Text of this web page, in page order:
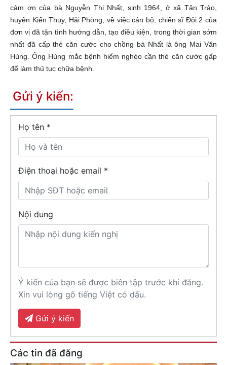
cảm ơn của bà Nguyễn Thị Nhất, sinh 1964, ở xã Tân Trào,
huyện Kiến Thụy, Hải Phòng, về việc cán bộ, chiến sĩ Đội 2 của
đơn vị đã tận tình hướng dẫn, tạo điều kiện, trong thời gian sớm
nhất đã cấp thẻ căn cước cho chồng bà Nhất là ông Mai Văn
Hùng. Ông Hùng mắc bệnh hiểm nghèo cần thẻ căn cước gấp
để làm thủ tục chữa bệnh.
Gửi ý kiến:
Họ tên *
Điện thoại hoặc email *
Nội dung
Ý kiến của bạn sẽ được biên tập trước khi đăng.
Xin vui lòng gõ tiếng Việt có dấu.
Gửi ý kiến
Các tin đã đăng